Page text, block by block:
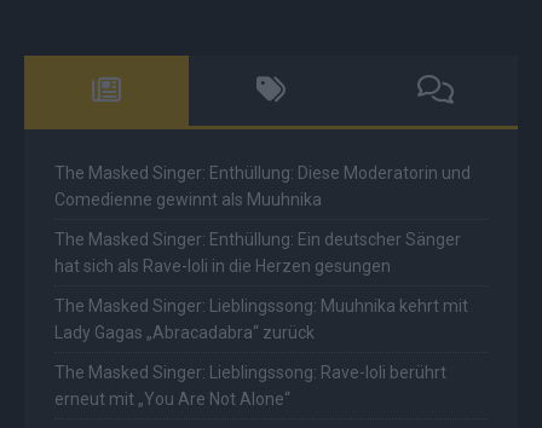
The Masked Singer: Enthüllung: Diese Moderatorin und
Comedienne gewinnt als Muuhnika
The Masked Singer: Enthüllung: Ein deutscher Sänger
hat sich als Rave-Ioli in die Herzen gesungen
The Masked Singer: Lieblingssong: Muuhnika kehrt mit
Lady Gagas „Abracadabra“ zurück
The Masked Singer: Lieblingssong: Rave-Ioli berührt
erneut mit „You Are Not Alone“